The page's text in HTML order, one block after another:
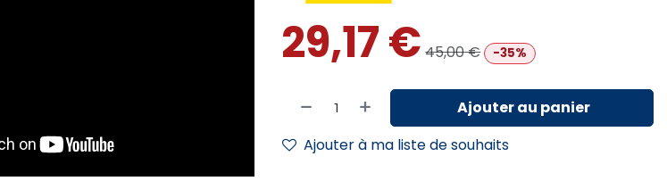
29,17€ 45,00€ -35%
Ajouter au panier
Ajouter à ma liste de souhaits